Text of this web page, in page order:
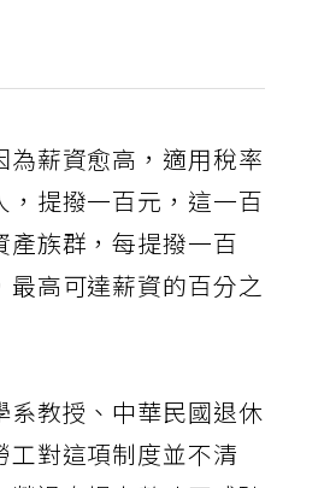
薪資愈高，適用稅率
提撥一百元，這一百
族群，每提撥一百
高可達薪資的百分之
教授、中華民國退休
對這項制度並不清